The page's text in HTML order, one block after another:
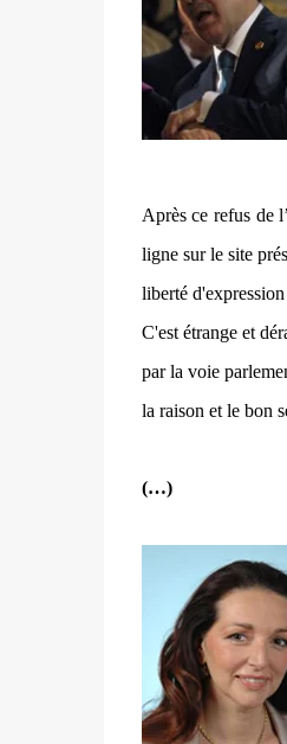
Après ce refus de
ligne sur le site
liberté
C'est étrange et
par la voie
la raison et le bon
(…)